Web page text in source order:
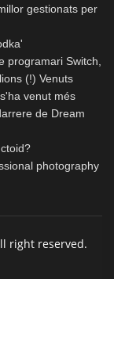
gestionats per
programari Switch,
(!) Venuts
venut més
de Dream
photography
right reserved.